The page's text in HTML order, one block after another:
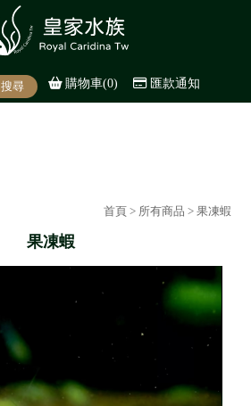
購物車(0) 匯款通知
首頁> 所有商品 > 果凍蝦
果凍蝦